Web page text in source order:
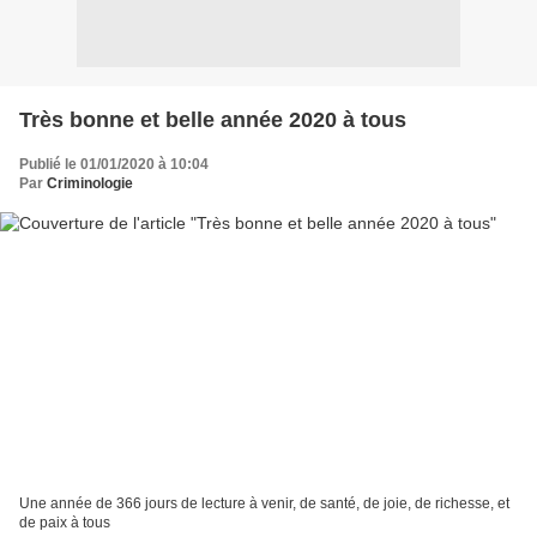
Très bonne et belle année 2020 à tous
Publié le 01/01/2020 à 10:04
Par Criminologie
Une année de 366 jours de lecture à venir, de santé, de joie, de richesse, et
de paix à tous